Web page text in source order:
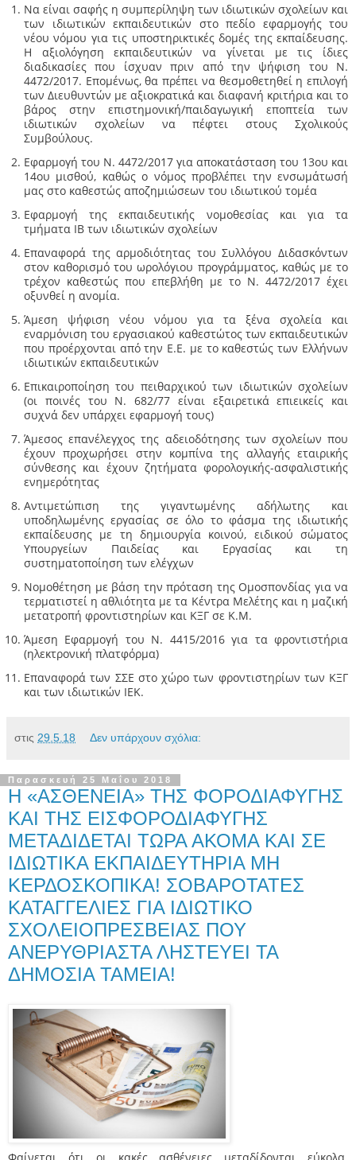
Να είναι σαφής η συμπερίληψη των ιδιωτικών σχολείων και
των ιδιωτικών εκπαιδευτικών στο πεδίο εφαρμογής του
νέου νόμου για τις υποστηρικτικές δομές της εκπαίδευσης.
Η αξιολόγηση εκπαιδευτικών να γίνεται με τις ίδιες
διαδικασίες που ίσχυαν πριν από την ψήφιση του Ν.
4472/2017. Επομένως, θα πρέπει να θεσμοθετηθεί η επιλογή
των Διευθυντών με αξιοκρατικά και διαφανή κριτήρια και το
βάρος στην επιστημονική/παιδαγωγική εποπτεία των
ιδιωτικών σχολείων να πέφτει στους Σχολικούς
Συμβούλους.
Εφαρμογή του Ν. 4472/2017 για αποκατάσταση του 13ου και
14ου μισθού, καθώς ο νόμος προβλέπει την ενσωμάτωσή
μας στο καθεστώς αποζημιώσεων του ιδιωτικού τομέα
Εφαρμογή της εκπαιδευτικής νομοθεσίας και για τα
τμήματα ΙΒ των ιδιωτικών σχολείων
Επαναφορά της αρμοδιότητας του Συλλόγου Διδασκόντων
στον καθορισμό του ωρολόγιου προγράμματος, καθώς με το
τρέχον καθεστώς που επεβλήθη με το Ν. 4472/2017 έχει
οξυνθεί η ανομία.
Άμεση ψήφιση νέου νόμου για τα ξένα σχολεία και
εναρμόνιση του εργασιακού καθεστώτος των εκπαιδευτικών
που προέρχονται από την Ε.Ε. με το καθεστώς των Ελλήνων
ιδιωτικών εκπαιδευτικών
Επικαιροποίηση του πειθαρχικού των ιδιωτικών σχολείων
(οι ποινές του Ν. 682/77 είναι εξαιρετικά επιεικείς και
συχνά δεν υπάρχει εφαρμογή τους)
Άμεσος επανέλεγχος της αδειοδότησης των σχολείων που
έχουν προχωρήσει στην κομπίνα της αλλαγής εταιρικής
σύνθεσης και έχουν ζητήματα φορολογικής-ασφαλιστικής
ενημερότητας
Αντιμετώπιση της γιγαντωμένης αδήλωτης και
υποδηλωμένης εργασίας σε όλο το φάσμα της ιδιωτικής
εκπαίδευσης με τη δημιουργία κοινού, ειδικού σώματος
Υπουργείων Παιδείας και Εργασίας και τη
συστηματοποίηση των ελέγχων
Νομοθέτηση με βάση την πρόταση της Ομοσπονδίας για να
τερματιστεί η αθλιότητα με τα Κέντρα Μελέτης και η μαζική
μετατροπή φροντιστηρίων και ΚΞΓ σε Κ.Μ.
Άμεση Εφαρμογή του Ν. 4415/2016 για τα φροντιστήρια
(ηλεκτρονική πλατφόρμα)
Επαναφορά των ΣΣΕ στο χώρο των φροντιστηρίων των ΚΞΓ
και των ιδιωτικών ΙΕΚ.
στις 29.5.18 Δεν υπάρχουν σχόλια:
Παρασκευή 25 Μαΐου 2018
Η «ΑΣΘΕΝΕΙΑ» ΤΗΣ ΦΟΡΟΔΙΑΦΥΓΗΣ
ΚΑΙ ΤΗΣ ΕΙΣΦΟΡΟΔΙΑΦΥΓΗΣ
ΜΕΤΑΔΙΔΕΤΑΙ ΤΩΡΑ ΑΚΟΜΑ ΚΑΙ ΣΕ
ΙΔΙΩΤΙΚΑ ΕΚΠΑΙΔΕΥΤΗΡΙΑ ΜΗ
ΚΕΡΔΟΣΚΟΠΙΚΑ! ΣΟΒΑΡΟΤΑΤΕΣ
ΚΑΤΑΓΓΕΛΙΕΣ ΓΙΑ ΙΔΙΩΤΙΚΟ
ΣΧΟΛΕΙΟΠΡΕΣΒΕΙΑΣ ΠΟΥ
ΑΝΕΡΥΘΡΙΑΣΤΑ ΛΗΣΤΕΥΕΙ ΤΑ
ΔΗΜΟΣΙΑ ΤΑΜΕΙΑ!